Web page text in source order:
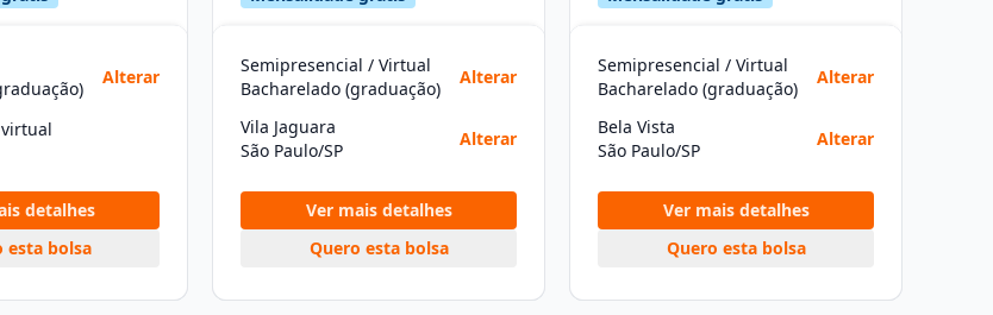
Alterar
detalhes
esta bolsa
Semipresencial / Virtual
Bacharelado (graduação)
Alterar
Vila Jaguara
São Paulo/SP
Alterar
Ver mais detalhes
Quero esta bolsa
Semipresencial / Virtual
Bacharelado (graduação)
Alterar
Bela Vista
São Paulo/SP
Alterar
Ver mais detalhes
Quero esta bolsa